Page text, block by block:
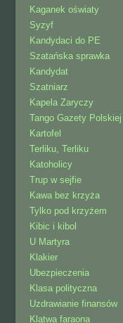
Kaganek oświaty
Syzyf
Kandydaci do PE
Szatańska sprawka
Kandydat
Szatniarz
Kapela Zaryczy
Tango Gazety Polskiej
Kartofel
Terliku, Terliku
Katoholicy
Trup w sejfie
Kawa bez krzyża
Tylko pod krzyżem
Kibic i kibol
U Martyra
Klakier
Ubezpieczenia
Klasa polityczna
Uzdrawianie finansów
Klątwa faraona